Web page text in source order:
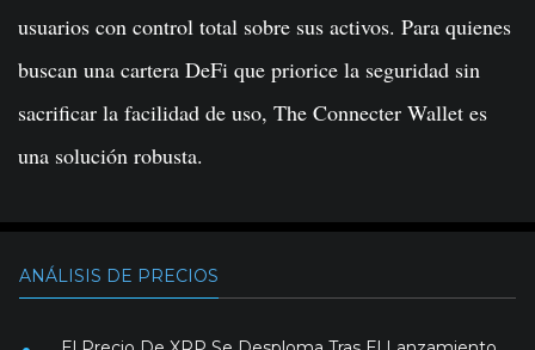
usuarios con control total sobre sus activos. Para quienes
buscan una cartera DeFi que priorice la seguridad sin
sacrificar la facilidad de uso, The Connecter Wallet es
una solución robusta.
ANÁLISIS DE PRECIOS